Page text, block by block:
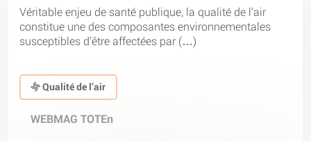
Véritable enjeu de santé publique, la qualité de l’air
constitue une des composantes environnementales
susceptibles d’être affectées par (…)
Qualité de l’air
WEBMAG TOTEn